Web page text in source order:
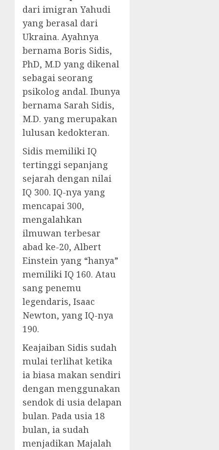
dari imigran Yahudi
yang berasal dari
Ukraina. Ayahnya
bernama Boris Sidis,
PhD, M.D yang dikenal
sebagai seorang
psikolog andal. Ibunya
bernama Sarah Sidis,
M.D. yang merupakan
lulusan kedokteran.
Sidis memiliki IQ
tertinggi sepanjang
sejarah dengan nilai
IQ 300. IQ-nya yang
mencapai 300,
mengalahkan
ilmuwan terbesar
abad ke-20, Albert
Einstein yang “hanya”
memiliki IQ 160. Atau
sang penemu
legendaris, Isaac
Newton, yang IQ-nya
190.
Keajaiban Sidis sudah
mulai terlihat ketika
ia biasa makan sendiri
dengan menggunakan
sendok di usia delapan
bulan. Pada usia 18
bulan, ia sudah
menjadikan Majalah